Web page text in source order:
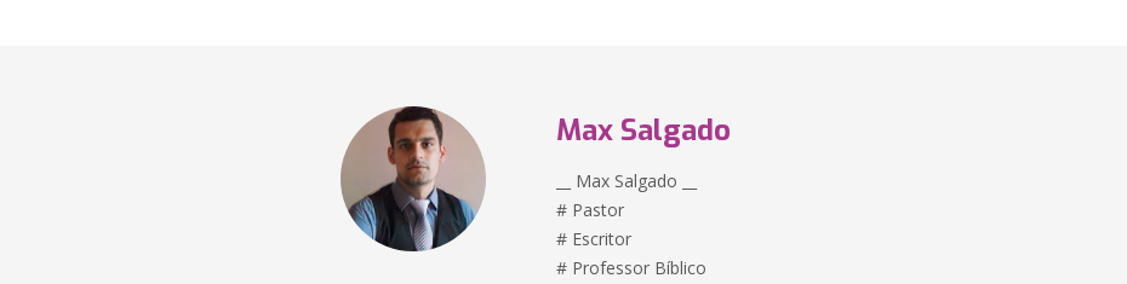
Max Salgado
__ Max Salgado __
# Pastor
# Escritor
# Professor Bíblico